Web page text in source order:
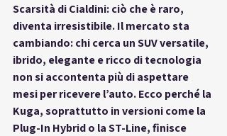
Scarsità di Cialdini: ciò che è raro,
diventa irresistibile. Il mercato sta
cambiando: chi cerca un SUV versatile,
ibrido, elegante e ricco di tecnologia
non si accontenta più di aspettare
mesi per ricevere l’auto. Ecco perché la
Kuga, soprattutto in versioni come la
Plug-In Hybrid o la ST-Line, finisce